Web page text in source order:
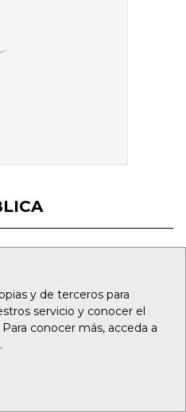
y de terceros para
servicio y conocer el
conocer más, acceda a
.
histórica tras el
de su plan de
culminó la